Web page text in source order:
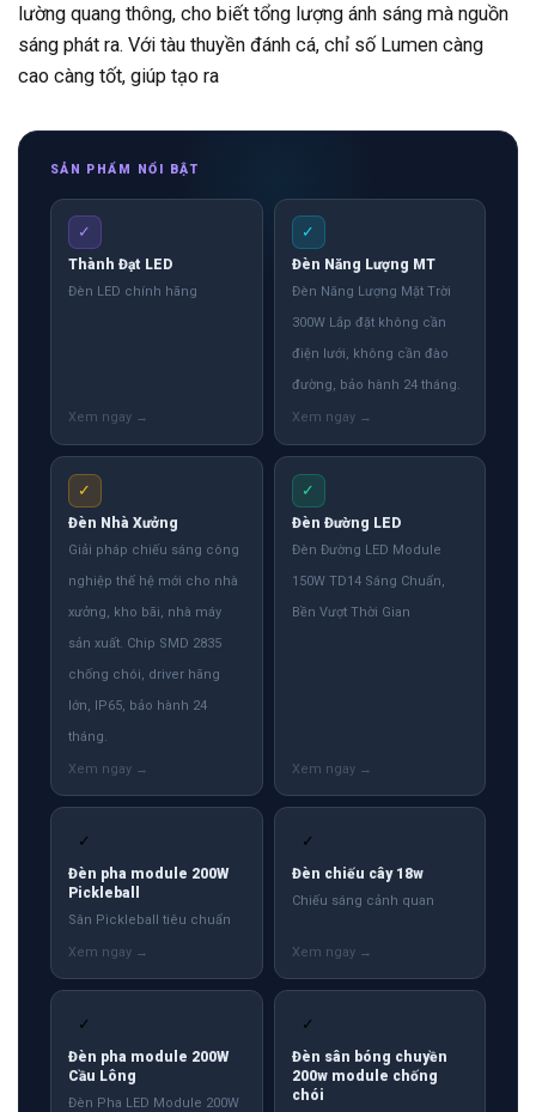
lường quang thông, cho biết tổng lượng ánh sáng mà nguồn
sáng phát ra. Với tàu thuyền đánh cá, chỉ số Lumen càng
cao càng tốt, giúp tạo ra
SẢN PHẨM NỔI BẬT
✓
Thành Đạt LED
Đèn LED chính hãng
✓
Đèn Năng Lượng MT
Đèn Năng Lượng Mặt Trời
300W Lắp đặt không cần
điện lưới, không cần đào
đường, bảo hành 24 tháng.
✓
Đèn Nhà Xưởng
Giải pháp chiếu sáng công
nghiệp thế hệ mới cho nhà
xưởng, kho bãi, nhà máy
sản xuất. Chip SMD 2835
chống chói, driver hãng
lớn, IP65, bảo hành 24
tháng.
✓
Đèn Đường LED
Đèn Đường LED Module
150W TD14 Sáng Chuẩn,
Bền Vượt Thời Gian
✓
Đèn pha module 200W
Pickleball
Sân Pickleball tiêu chuẩn
✓
Đèn chiếu cây 18w
Chiếu sáng cảnh quan
✓
Đèn pha module 200W
Cầu Lông
Đèn Pha LED Module 200W
✓
Đèn sân bóng chuyền
200w module chống
chói